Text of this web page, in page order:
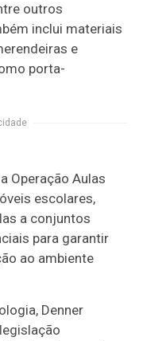
outros
inclui materiais
e
porta-
Operação Aulas
escolares,
a conjuntos
para garantir
ao ambiente
Denner